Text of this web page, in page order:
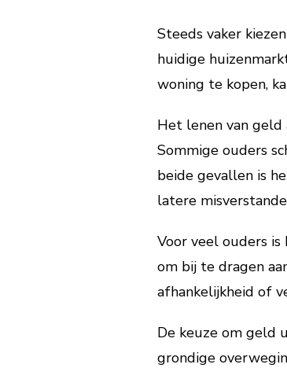
Steeds vaker
huidige
woning te kopen,
Het lenen van geld
Sommige ouders
beide gevallen is
latere
Voor veel ouders
om bij te dragen
afhankelijkheid of
De keuze om geld
grondige